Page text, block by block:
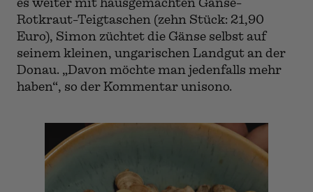
Hausgemachten Gänse-Rotkraut-
Teigtaschen
Und weil Hunger ärger als Heimweh ist, ging
es weiter mit hausgemachten Gänse-
Rotkraut-Teigtaschen (zehn Stück: 21,90
Euro), Simon züchtet die Gänse selbst auf